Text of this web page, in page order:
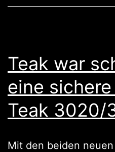
Teak war
eine
Teak 3020/
Mit den beiden